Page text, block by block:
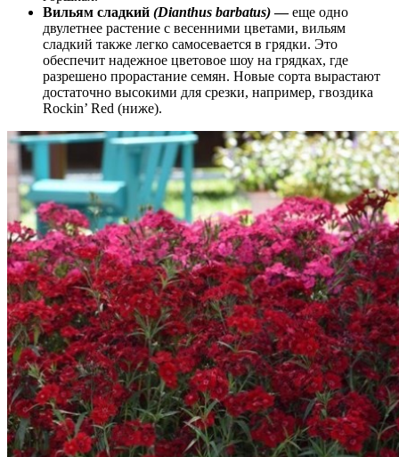
Вильям сладкий (Dianthus barbatus)—еще одно
двулетнее растение с весенними цветами, вильям
сладкий также легко самосевается в грядки. Это
обеспечит надежное цветовое шоу на грядках, где
разрешено прорастание семян. Новые сорта вырастают
достаточно высокими для срезки, например, гвоздика
Rockin’ Red (ниже).